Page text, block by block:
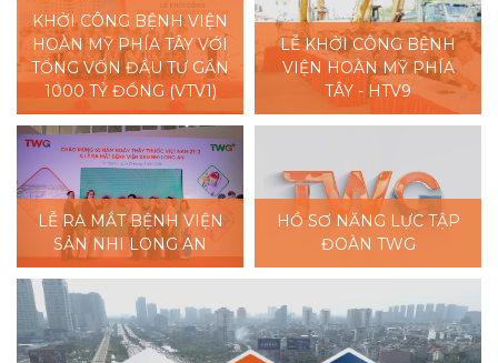
KHỞI CÔNG BỆNH VIỆN
HOÀN MỸ PHÍA TÂY VỚI
TỔNG VỐN ĐẦU TƯ GẦN
1000 TỶ ĐỒNG (VTV1)
LỄ KHỞI CÔNG BỆNH
VIỆN HOÀN MỸ PHÍA
TÂY - HTV9
LỄ RA MẮT BỆNH VIỆN
SẢN NHI LONG AN
HỒ SƠ NĂNG LỰC TẬP
ĐOÀN TWG